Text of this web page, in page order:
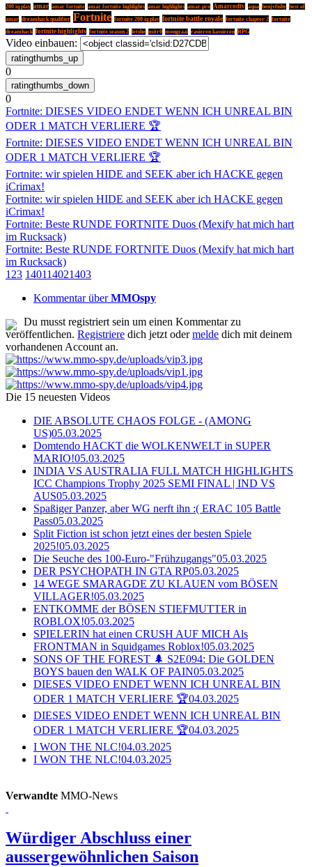
200 iq play amar amar fortnite amar fortnite highlights amar highlights amar pro Amarcodtv aqua benjyfishy best of
amar dreamhack qualifier Fortnite fortnite 200 iq play fortnite battle royale fortnite chapter 2 fortnite
dreamhack fortnite highlights fortnite season 2 letshe mitr0 mongraal rasieren kassieren RPG
Video einbauen:
0
0
Fortnite: DIESES VIDEO ENDET WENN ICH UNREAL BIN
ODER 1 MATCH VERLIERE 🏆
Fortnite: DIESES VIDEO ENDET WENN ICH UNREAL BIN
ODER 1 MATCH VERLIERE 🏆
Fortnite: wir spielen HIDE and SEEK aber ich HACKE gegen
iCrimax!
Fortnite: wir spielen HIDE and SEEK aber ich HACKE gegen
iCrimax!
Fortnite: Beste RUNDE FORTNITE Duos (Mexify hat mich hart
im Rucksack)
Fortnite: Beste RUNDE FORTNITE Duos (Mexify hat mich hart
im Rucksack)
1 23 140114021403
Kommentar überMMOspy
Du musst registriert sein um einen Kommentar zu
veröffentlichen. Registriere dich jetzt odermelde dich mit deinem
vorhandenen Account an.
Die 15 neuesten Videos
DIE ABSOLUTE CHAOS FOLGE - (AMONG
US)05.03.2025
Domtendo HACKT die WOLKENWELT in SUPER
MARIO!05.03.2025
INDIA VS AUSTRALIA FULL MATCH HIGHLIGHTS
ICC Champions Trophy 2025 SEMI FINAL | IND VS
AUS05.03.2025
Spaßiger Panzer, aber WG nerft ihn :( ERAC 105 Battle
Pass05.03.2025
Split Fiction ist schon jetzt eines der besten Spiele
2025!05.03.2025
Die Seuche des 100-Euro-"Frühzugangs"05.03.2025
DER PSYCHOPATH IN GTA RP05.03.2025
14 WEGE SMARAGDE ZU KLAUEN vom BÖSEN
VILLAGER!05.03.2025
ENTKOMME der BÖSEN STIEFMUTTER in
ROBLOX!05.03.2025
SPIELERIN hat einen CRUSH AUF MICH Als
FRONTMAN in Squidgames Roblox!05.03.2025
SONS OF THE FOREST 🌲 S2E094: Die GOLDEN
BOYS bauen den WALK OF PAIN05.03.2025
DIESES VIDEO ENDET WENN ICH UNREAL BIN
ODER 1 MATCH VERLIERE 🏆04.03.2025
DIESES VIDEO ENDET WENN ICH UNREAL BIN
ODER 1 MATCH VERLIERE 🏆04.03.2025
I WON THE NLC!04.03.2025
I WON THE NLC!04.03.2025
Verwandte MMO-News
Würdiger Abschluss einer
aussergewöhnlichen Saison